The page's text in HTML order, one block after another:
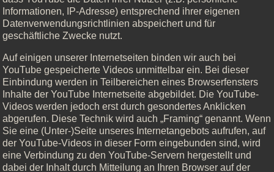
Informationen, IP-Adresse) entsprechend ihrer eigenen
Datenverwendungsrichtlinien abspeichert und für
geschäftliche Zwecke nutzt.
Auf einigen unserer Internetseiten binden wir auch bei
YouTube gespeicherte Videos unmittelbar ein. Bei dieser
Einbindung werden in Teilbereichen eines Browserfensters
Inhalte der YouTube Internetseite abgebildet. Die YouTube-
Videos werden jedoch erst durch gesondertes Anklicken
abgerufen. Diese Technik wird auch „Framing“ genannt. Wenn
Sie eine (Unter-)Seite unseres Internetangebots aufrufen, auf
der YouTube-Videos in dieser Form eingebunden sind, wird
eine Verbindung zu den YouTube-Servern hergestellt und
dabei der Inhalt durch Mitteilung an Ihren Browser auf der